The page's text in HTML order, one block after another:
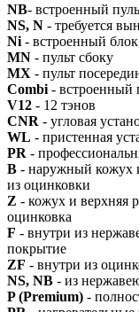
NB- встроенный
NS, N - требуется
Ni - встроенный
MN - пульт сбоку
MX - пульт
Combi - встроенный
V12 - 12 тэнов
CNR - угловая
WL - пристенная
PR -
В - наружный кожух
из оцинковки
Z - кожух и верхняя
оцинковка
F - внутри из
покрытие
ZF - внутри из
NS, NB - из
P (Premium) -